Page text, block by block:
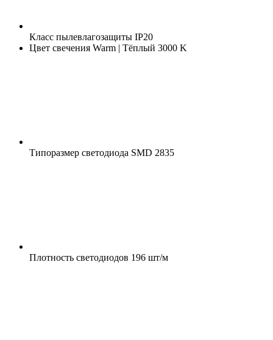
Класс пылевлагозащиты IP20
Цвет свечения Warm | Тёплый 3000 K
Типоразмер светодиода SMD 2835
Плотность светодиодов 196 шт/м